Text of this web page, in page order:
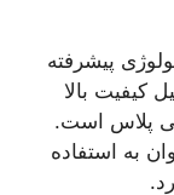
پیشرفته
بالا
پلاس است.
به استفاده